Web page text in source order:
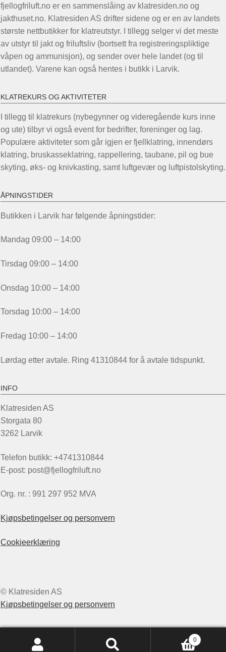
fjellogfriluft.no er en sammenslåing av klatresiden.no og
jakthuset.no. Klatresiden AS drifter sidene og er en av landets
største nettbutikker for klatreutstyr. I tillegg selger vi det meste
av utstyr til jakt og friluftsliv (bortsett fra registreringspliktige
våpen og ammunisjon), og sender over hele landet (og til
utlandet). Varene kan også hentes i butikk i Larvik.
KLATREKURS OG AKTIVITETER
I tillegg til klatrekurs (nybegynner og videregående kurs inne
og ute) tilbyr vi også event for bedrifter, foreninger og lag.
Populære aktiviteter som går igjen er fjellklatring, innendørs
klatring, bruskasseklatring, rappellering, taubane, pil og bue
skyting, øks- og knivkasting, samt luftgevær og luftpistolskyting.
ÅPNINGSTIDER
Butikken i Larvik har følgende åpningstider:
Mandag 09:00 – 14:00
Tirsdag 09:00 – 14:00
Onsdag 10:00 – 14:00
Torsdag 10:00 – 14:00
Fredag 10:00 – 14:00
Lørdag etter avtale. Ring 41310844 for å avtale tidspunkt.
INFO
Klatresiden AS
Storgata 80
3262 Larvik
Telefon butikk: +4741310844
E-post: post@fjellogfriluft.no
Org. nr. : 991 297 952 MVA
Kjøpsbetingelser og personvern
Cookieerklæring
© Klatresiden AS
Kjøpsbetingelser og personvern
0